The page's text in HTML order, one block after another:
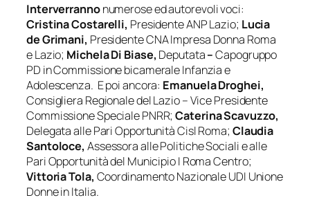
Interverrannonumerose ed autorevoli voci:
Cristina Costarelli, Presidente ANP Lazio; Lucia
de Grimani, Presidente CNA Impresa Donna Roma
e Lazio; Michela Di Biase, Deputata–Capogruppo
PD in Commissione bicamerale Infanzia e
Adolescenza. E poi ancora: Emanuela Droghei,
Consigliera Regionale del Lazio – Vice Presidente
Commissione Speciale PNRR;Caterina Scavuzzo,
Delegata alle Pari Opportunità Cisl Roma; Claudia
Santoloce, Assessora alle Politiche Sociali e alle
Pari Opportunità del Municipio I Roma Centro;
Vittoria Tola, Coordinamento Nazionale UDI Unione
Donne in Italia.